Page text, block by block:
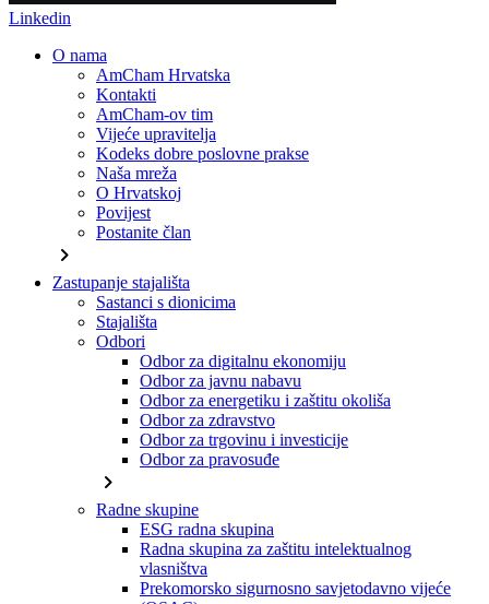
Linkedin
O nama
AmCham Hrvatska
Kontakti
AmCham-ov tim
Vijeće upravitelja
Kodeks dobre poslovne prakse
Naša mreža
O Hrvatskoj
Povijest
Postanite član
chevron_right
Zastupanje stajališta
Sastanci s dionicima
Stajališta
Odbori
Odbor za digitalnu ekonomiju
Odbor za javnu nabavu
Odbor za energetiku i zaštitu okoliša
Odbor za zdravstvo
Odbor za trgovinu i investicije
Odbor za pravosuđe
chevron_right
Radne skupine
ESG radna skupina
Radna skupina za zaštitu intelektualnog
vlasništva
Prekomorsko sigurnosno savjetodavno vijeće